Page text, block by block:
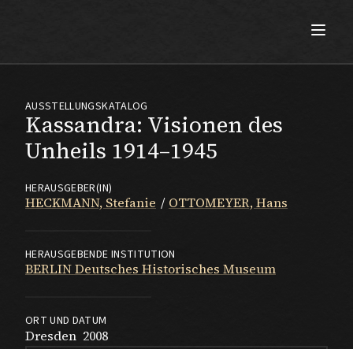
Kassandra: Visionen des
Unheils 1914–1945
AUSSTELLUNGSKATALOG
HERAUSGEBER(IN)
HECKMANN, Stefanie OTTOMEYER, Hans
HERAUSGEBENDE INSTITUTION
BERLIN Deutsches Historisches Museum
ORT UND DATUM
Dresden 2008